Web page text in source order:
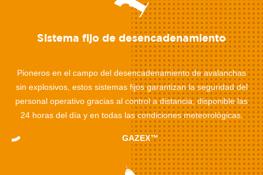
Sistema fijo de desencadenamiento
Pioneros en el campo del desencadenamiento de avalanchas
sin explosivos, estos sistemas fijos garantizan la seguridad del
personal operativo gracias al control a distancia, disponible las
24 horas del día y en todas las condiciones meteorológicas.
GAZEX™